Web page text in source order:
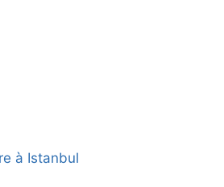
à Istanbul